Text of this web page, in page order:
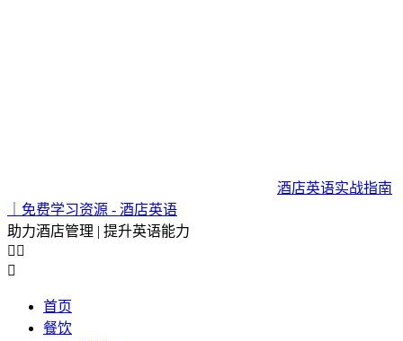
酒店英语实战指南
｜免费学习资源 - 酒店英语
助力酒店管理 | 提升英语能力
 

首页
餐饮